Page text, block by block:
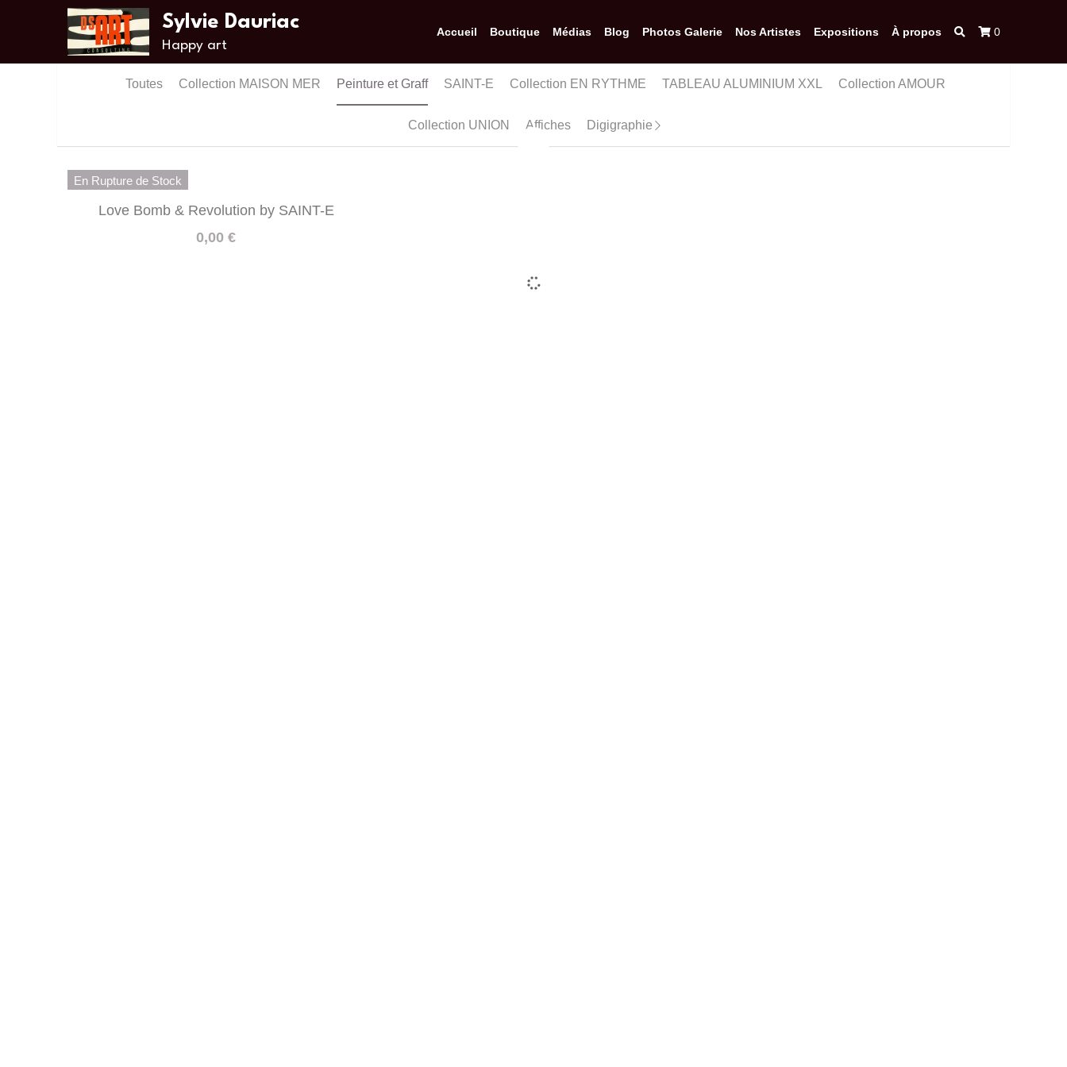
Sylvie Dauriac
Happy art
Accueil Boutique Médias Blog Photos Galerie Nos Artistes Expositions À propos 0
Collection MAISON MER Peinture et Graff SAINT-E Collection EN RYTHME TABLEAU ALUMINIUM XXL Collection AMOUR